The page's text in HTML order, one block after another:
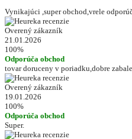
Vynikajúci ,super obchod,vrele
Overený zákazník
21.01.2026
100%
Odporúča obchod
tovar doruceny v poriadku,dobre
Overený zákazník
19.01.2026
100%
Odporúča obchod
Super.